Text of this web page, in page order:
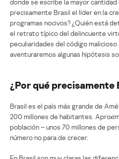
precisamente Brasil el líder en la
programas nocivos? ¿Quién está
el retrato típico del delincuente
peculiaridades del código malicioso
aventuraremos algunas hipótesis
¿Por qué precisamente
Brasil es el país más grande de
200 millones de habitantes.
población – unos 70 millones de
número no para de crecer.